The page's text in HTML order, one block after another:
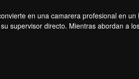
en una camarera profesional en un
supervisor directo. Mientras abordan a
gradualmente se acercan a pesar de sus